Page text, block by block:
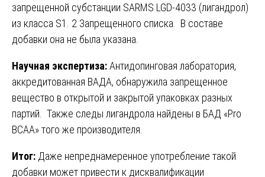
запрещенной субстанции SARMS LGD-4033 (лигандрол)
из класса S1. 2 Запрещенного списка. В составе
добавки она не была указана.
Научная экспертиза:Антидопинговая лаборатория,
аккредитованная ВАДА, обнаружила запрещенное
вещество в открытой и закрытой упаковках разных
партий. Также следы лигандрола найдены в БАД «Pro
BCAA» того же производителя.
Итог: Даже непреднамеренное употребление такой
добавки может привести к дисквалификации